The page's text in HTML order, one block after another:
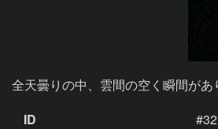
全天曇りの中、雲間の空く瞬間が
ID